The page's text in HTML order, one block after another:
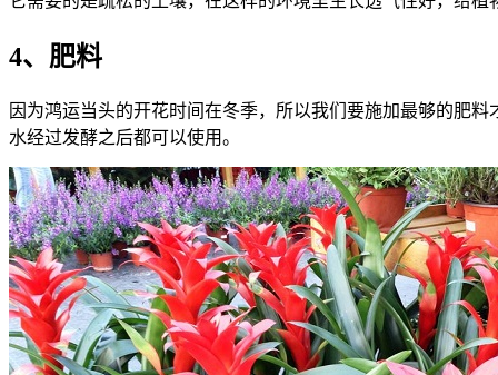
4、肥料
因为鸿运当头的开花时间在冬季，所以我们要施加最够的肥
水经过发酵之后都可以使用。